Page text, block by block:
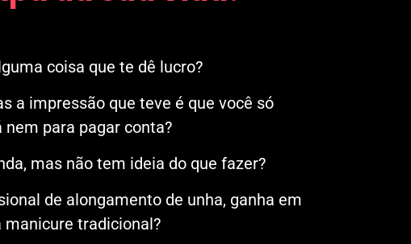
coisa que te dê lucro?
a impressão que teve é que você só
nem para pagar conta?
mas não tem ideia do que fazer?
de alongamento de unha, ganha em
tradicional?